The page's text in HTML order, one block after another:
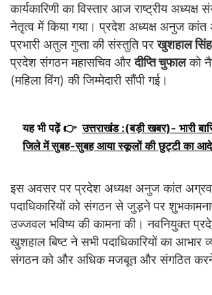
कार्यकारिणी का विस्तार आज राष्ट्रीय
नेतृत्व में किया गया। प्रदेश अध्यक्ष अनुज
प्रभारी अतुल गुप्ता की संस्तुति परखुशहाल
प्रदेश संगठन महासचिव औरदीप्ति चुफालको
(महिला विंग) की जिम्मेदारी सौंपी गई।
यह भी पढ़ें 👉 उत्तराखंड :(बड़ी खबर)- भारी
जिले में सुबह-सुबह आया स्कूलों की छुट्टी का
इस अवसर पर प्रदेश अध्यक्ष अनुज कांत
पदाधिकारियों को संगठन से जुड़ने पर
उज्जवल भविष्य की कामना की। नवनियुक्त
खुशहाल बिष्ट ने सभी पदाधिकारियों का आभार
संगठन को और अधिक मजबूत और संगठित